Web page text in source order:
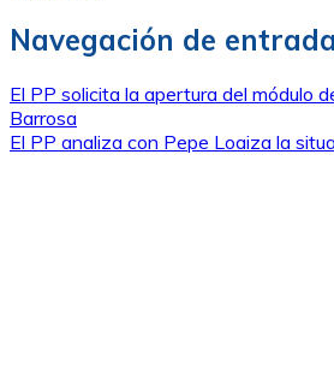
Navegación de
El PP solicita la apertura del módulo
Barrosa
El PP analiza con Pepe Loaiza la